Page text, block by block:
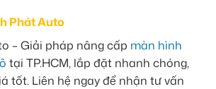
Phát Auto
– Giải pháp nâng cấp màn hình
tại TP.HCM, lắp đặt nhanh chóng,
tốt. Liên hệ ngay để nhận tư vấn